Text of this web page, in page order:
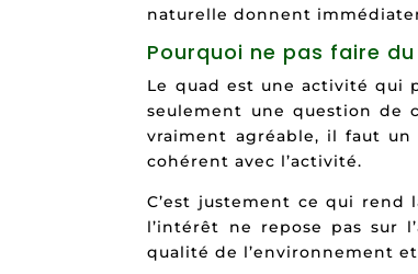
naturelle donnent
Pourquoi ne pas faire
Le quad est une activité qui
seulement une question de
vraiment agréable, il faut un
cohérent avec l’activité.
C’est justement ce qui rend
l’intérêt ne repose pas sur
qualité de l’environnement